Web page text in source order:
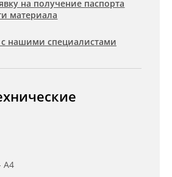
на получение паспорта
материала
с нашими специалистами
A4